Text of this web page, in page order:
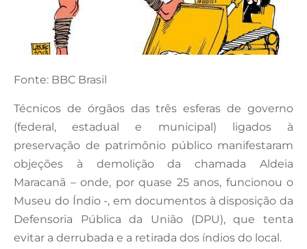
Fonte: BBC Brasil
Técnicos de órgãos das três esferas de governo
(federal, estadual e municipal) ligados à
preservação de patrimônio público manifestaram
objeções à demolição da chamada Aldeia
Maracanã – onde, por quase 25 anos, funcionou o
Museu do Índio -, em documentos à disposição da
Defensoria Pública da União (DPU), que tenta
evitar a derrubada e a retirada dos índios do local.